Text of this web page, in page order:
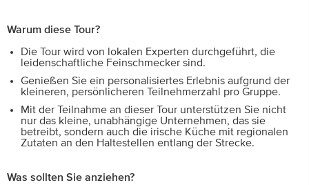
Warum diese Tour?
Die Tour wird von lokalen Experten durchgeführt, die
leidenschaftliche Feinschmecker sind.
Genießen Sie ein personalisiertes Erlebnis aufgrund der
kleineren, persönlicheren Teilnehmerzahl pro Gruppe.
Mit der Teilnahme an dieser Tour unterstützen Sie nicht
nur das kleine, unabhängige Unternehmen, das sie
betreibt, sondern auch die irische Küche mit regionalen
Zutaten an den Haltestellen entlang der Strecke.
Was sollten Sie anziehen?